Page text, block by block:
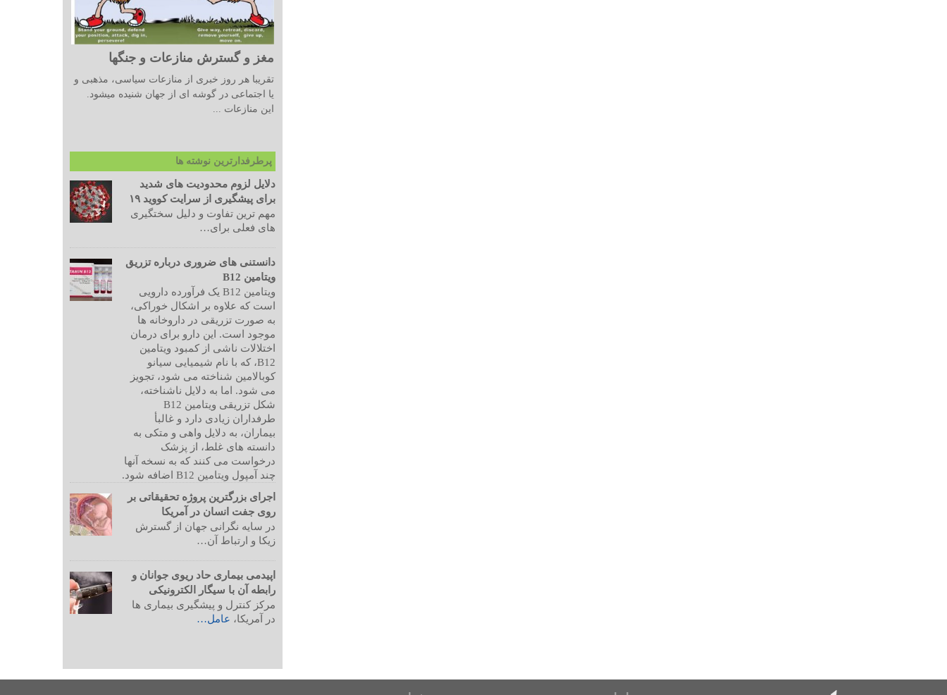
مغز و گسترش منازعات و جنگها
تقریبا هر روز خبری از منازعات سیاسی، مذهبی و
یا اجتماعی در گوشه ای از جهان شنیده میشود.
این منازعات ...
پرطرفدارترین نوشته ها
دلایل لزوم محدودیت های شدید
برای پیشگیری از سرایت کووید ۱۹
مهم ترین تفاوت و دلیل سختگیری
های فعلی برای…
دانستنی های ضروری درباره تزریق
ویتامین B12
ویتامین B12 یک فرآورده دارویی
است که علاوه بر اشکال خوراکی،
به صورت تزریقی در داروخانه ها
موجود است. این دارو برای درمان
اختلالات ناشی از کمبود ویتامین
B12، که با نام شیمیایی سیانو
کوبالامین شناخته می شود، تجویز
می شود. اما به دلایل ناشناخته،
شکل تزریقی ویتامین B12
طرفداران زیادی دارد و غالبأ
بیماران، به دلایل واهی و متکی به
دانسته های غلط، از پزشک
درخواست می کنند که به نسخه آنها
چند آمپول ویتامین B12 اضافه شود.
اجرای بزرگترین پروژه تحقیقاتی بر
روی جفت انسان در آمریکا
در سایه نگرانی جهان از گسترش
زیکا و ارتباط آن…
اپیدمی بیماری حاد ریوی جوانان و
رابطه آن با سیگار الکترونیکی
مرکز کنترل و پیشگیری بیماری ها
در آمریکا، عامل…